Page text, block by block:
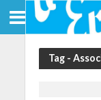
Tag -